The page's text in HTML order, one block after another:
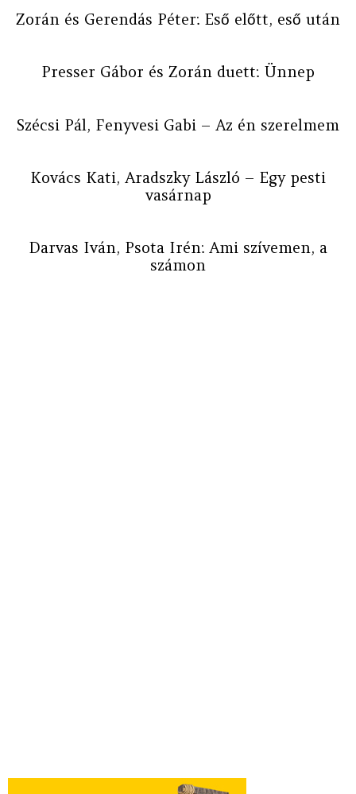
Zorán és Gerendás Péter: Eső előtt, eső után
Presser Gábor és Zorán duett: Ünnep
Szécsi Pál, Fenyvesi Gabi – Az én szerelmem
Kovács Kati, Aradszky László – Egy pesti
vasárnap
Darvas Iván, Psota Irén: Ami szívemen, a
számon